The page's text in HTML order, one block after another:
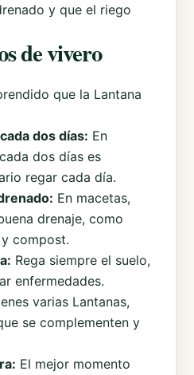
y que el riego
de vivero
que la Lantana
dos días: En
dos días es
regar cada día.
En macetas,
drenaje, como
compost.
Rega siempre el suelo,
enfermedades.
varias Lantanas,
se complementen y
El mejor momento